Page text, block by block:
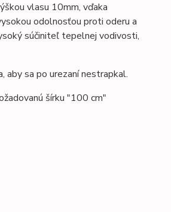
vlasu 10mm, vďaka
odolnosťou proti oderu a
súčiniteľ tepelnej vodivosti,
aby sa po urezaní nestrapkal.
šírku "100 cm"